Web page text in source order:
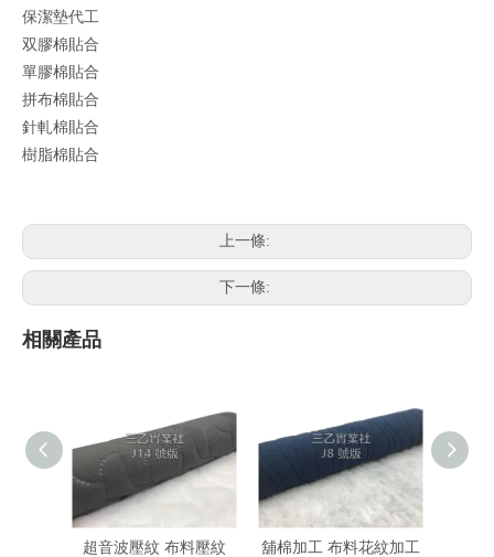
保潔墊代工
双膠棉貼合
單膠棉貼合
拼布棉貼合
針軋棉貼合
樹脂棉貼合
上一條:
下一條:
相關產品
超音波壓紋 布料壓紋 舖棉加工 布料花紋加工